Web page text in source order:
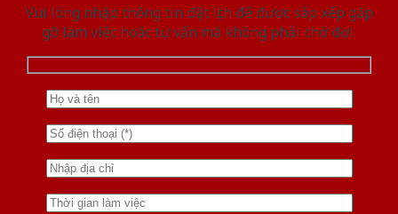
Vui lòng nhập thông tin đặt lịch để được sắp xếp gặp
gỡ làm việc hoăc tư vấn mà không phải chờ đợi.